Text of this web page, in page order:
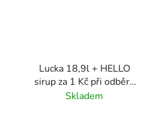
Lucka 18,9l + HELLO
sirup za 1 Kč při odběru
4 ks - přírodní
Skladem